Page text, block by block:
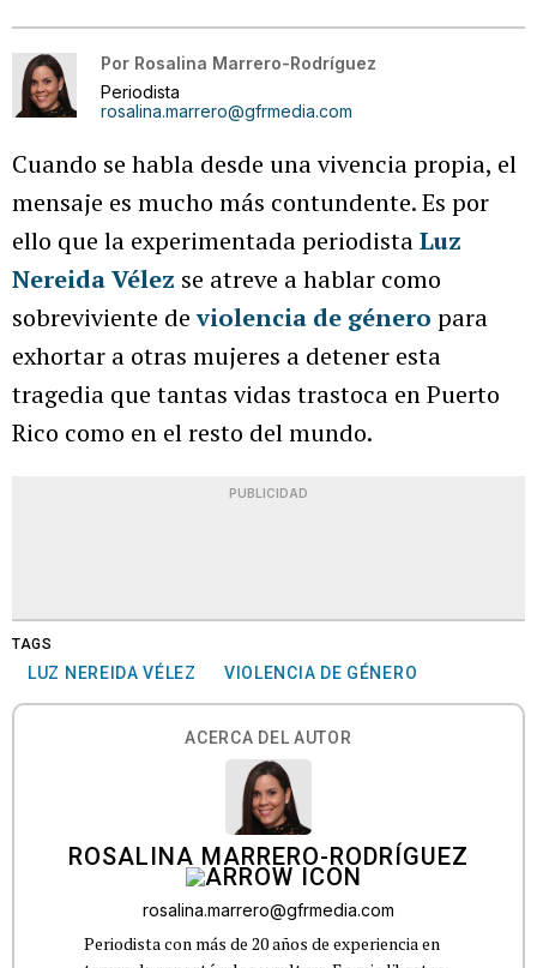
Por Rosalina Marrero-Rodríguez
Periodista
rosalina.marrero@gfrmedia.com
Cuando se habla desde una vivencia propia, el
mensaje es mucho más contundente. Es por
ello que la experimentada periodistaLuz
Nereida Vélez se atreve a hablar como
sobreviviente deviolencia de género para
exhortar a otras mujeres a detener esta
tragedia que tantas vidas trastoca en Puerto
Rico como en el resto del mundo.
PUBLICIDAD
TAGS
LUZ NEREIDA VÉLEZ VIOLENCIA DE GÉNERO
ACERCA DEL AUTOR
ROSALINA MARRERO-RODRÍGUEZ
rosalina.marrero@gfrmedia.com
Periodista con más de 20 años de experiencia en